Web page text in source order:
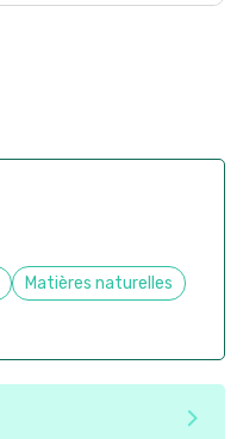
Matières naturelles